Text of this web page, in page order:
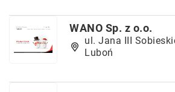
WANO Sp. z o.o.
ul. Jana III
Luboń